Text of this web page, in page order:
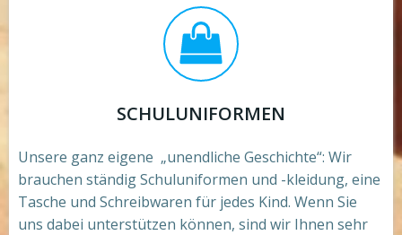
SCHULUNIFORMEN
Unsere ganz eigene „unendliche Geschichte“: Wir
brauchen ständig Schuluniformen und -kleidung, eine
Tasche und Schreibwaren für jedes Kind. Wenn Sie
uns dabei unterstützen können, sind wir Ihnen sehr